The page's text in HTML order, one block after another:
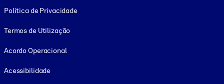
Política de Privacidade
Termos de Utilização
Acordo Operacional
Acessibilidade